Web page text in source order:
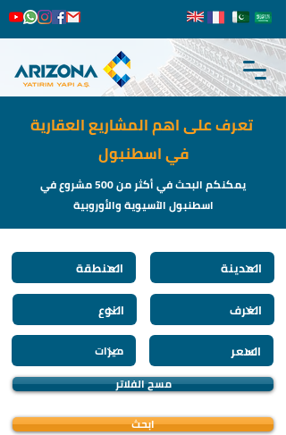
تعرف على اهم المشاريع العقارية
في اسطنبول
يمكنكم البحث في أكثر من 500 مشروع في
اسطنبول الآسيوية والأوروبية
مسح الفلاتر
ابحث